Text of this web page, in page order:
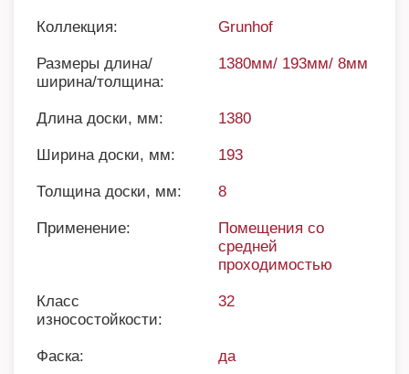
Коллекция: Grunhof
Размеры длина/
ширина/толщина:
1380мм/ 193мм/ 8мм
Длина доски, мм: 1380
Ширина доски, мм: 193
Толщина доски, мм: 8
Применение:
Помещения со
средней
проходимостью
Класс
износостойкости:
32
Фаска: да